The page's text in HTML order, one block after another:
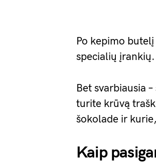
Po kepimo
specialių įrankių.
Bet svarbiausia
turite krūvą
šokolade ir
Kaip